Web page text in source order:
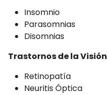
Insomnio
Parasomnias
Disomnias
Trastornos de la Visión
Retinopatía
Neuritis Óptica